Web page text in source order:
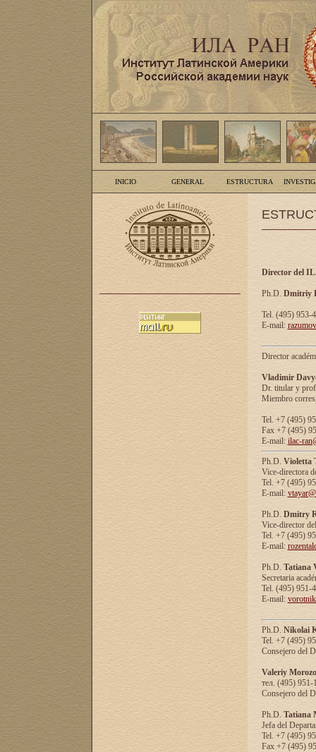
INICIO GENERAL ESTRUCTURA
Director del
Ph.D. Dmitriy
Tel. (495) 953-
E-mail:
Director
Vladimir
Dr. titular y
Miembro
Tel. +7 (495)
Fax +7 (495)
E-mail: ilac-
Ph.D. Violetta
Vice-directora
Tel. +7 (495)
E-mail:
Ph.D. Dmitry
Vice-director
Tel. +7 (495)
E-mail:
Ph.D. Tatiana
Secretaria
Tel. (495) 951-
E-mail:
Ph.D. Nikolai
Tel. +7 (495)
Consejero del
Valeriy
тел. (495) 951-
Consejero del
Ph.D. Tatiana
Jefa del
Tel. +7 (495)
Fax +7 (495)